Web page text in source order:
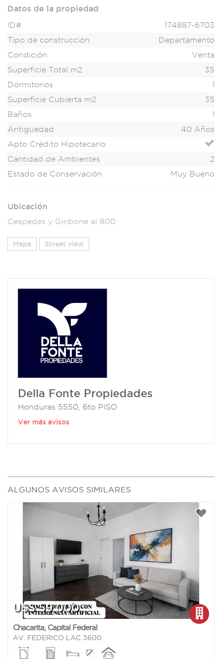
Datos de la propiedad
ID#
174887-6703
Tipo de construcción
Departamento
Condición
Venta
Superficie Total m2
35
Dormitorios
1
Superficie Cubierta m2
35
Baños
1
Antigüedad
40 Años
Apto Crédito Hipotecario
Cantidad de Ambientes
2
Estado de Conservación
Muy Bueno
Ubicación
Cespedes y Giribone al 800
Mapa Street view
Della Fonte Propiedades
Honduras 5550, 6to PISO
Ver más avisos
ALGUNOS AVISOS SIMILARES
U$S 59.000
Chacarita, Capital Federal
AV. FEDERICO LAC 3600